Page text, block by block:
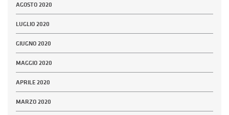
AGOSTO 2020
LUGLIO 2020
GIUGNO 2020
MAGGIO 2020
APRILE 2020
MARZO 2020